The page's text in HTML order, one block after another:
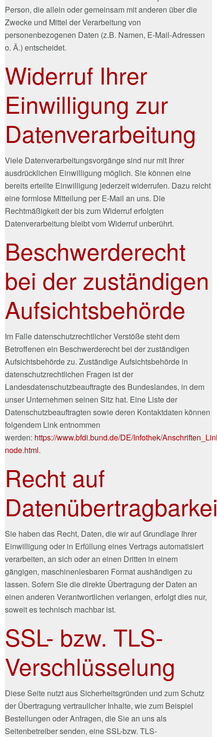
Person, die allein oder gemeinsam mit anderen über die
Zwecke und Mittel der Verarbeitung von
personenbezogenen Daten (z.B. Namen, E-Mail-Adressen
o. Ä.) entscheidet.
Widerruf Ihrer
Einwilligung zur
Datenverarbeitung
Viele Datenverarbeitungsvorgänge sind nur mit Ihrer
ausdrücklichen Einwilligung möglich. Sie können eine
bereits erteilte Einwilligung jederzeit widerrufen. Dazu reicht
eine formlose Mitteilung per E-Mail an uns. Die
Rechtmäßigkeit der bis zum Widerruf erfolgten
Datenverarbeitung bleibt vom Widerruf unberührt.
Beschwerderecht
bei der zuständigen
Aufsichtsbehörde
Im Falle datenschutzrechtlicher Verstöße steht dem
Betroffenen ein Beschwerderecht bei der zuständigen
Aufsichtsbehörde zu. Zuständige Aufsichtsbehörde in
datenschutzrechtlichen Fragen ist der
Landesdatenschutzbeauftragte des Bundeslandes, in dem
unser Unternehmen seinen Sitz hat. Eine Liste der
Datenschutzbeauftragten sowie deren Kontaktdaten können
folgendem Link entnommen
werden: https://www.bfdi.bund.de/DE/Infothek/
node.html.
Recht auf
Sie haben das Recht, Daten, die wir auf Grundlage Ihrer
Einwilligung oder in Erfüllung eines Vertrags automatisiert
verarbeiten, an sich oder an einen Dritten in einem
gängigen, maschinenlesbaren Format aushändigen zu
lassen. Sofern Sie die direkte Übertragung der Daten an
einen anderen Verantwortlichen verlangen, erfolgt dies nur,
soweit es technisch machbar ist.
SSL- bzw. TLS-
Verschlüsselung
Diese Seite nutzt aus Sicherheitsgründen und zum Schutz
der Übertragung vertraulicher Inhalte, wie zum Beispiel
Bestellungen oder Anfragen, die Sie an uns als
Seitenbetreiber senden, eine SSL-bzw. TLS-